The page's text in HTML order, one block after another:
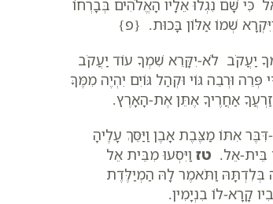
כִּי שָׁם נִגְלוּ אֵלָיו הָאֱלֹהִים בְּבָרְחוֹ
שְׁמוֹ אַלּוֹן בָּכוּת. {פ}
יַעֲקֹב לֹא-יִקָּרֵא שִׁמְךָ עוֹד יַעֲקֹב
פְּרֵה וּרְבֵה גּוֹי וּקְהַל גּוֹיִם יִהְיֶה מִמֶּךָּ
אַחֲרֶיךָ אֶתֵּן אֶת-הָאָרֶץ.
אִתּוֹ מַצֶּבֶת אָבֶן וַיַּסֵּךְ עָלֶיהָ
בֵּית-אֵל. טז וַיִּסְעוּ מִבֵּית אֵל
בְּלִדְתָּהּ וַתֹּאמֶר לָהּ הַמְיַלֶּדֶת
קָרָא-לוֹ בִנְיָמִין.